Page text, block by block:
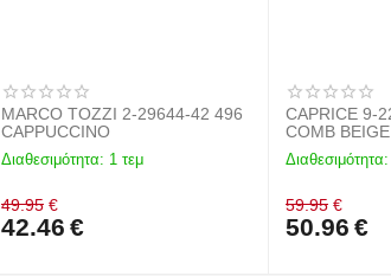
MARCO TOZZI 2-29644-42 496
CAPPUCCINO
Διαθεσιμότητα: 1 τεμ
49.95 €
42.46 €
CAPRICE 9-
COMB BEIGE
Διαθεσιμότητα:
59.95 €
50.96 €